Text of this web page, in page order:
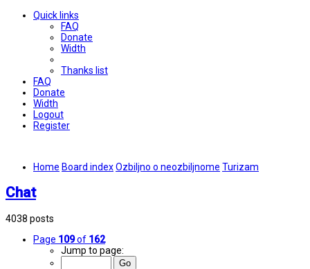
Quick links
FAQ
Donate
Width
Thanks list
FAQ
Donate
Width
Logout
Register
Home Board indexOzbiljno o neozbiljnome Turizam
Chat
4038 posts
Page 109of 162
Jump to page: